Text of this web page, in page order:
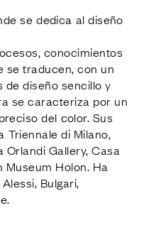
se dedica al diseño
conocimientos
se traducen, con un
de diseño sencillo y
se caracteriza por un
del color. Sus
Triennale di Milano,
Orlandi Gallery, Casa
Museum Holon. Ha
Bulgari,